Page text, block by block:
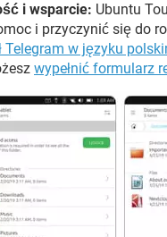
i wsparcie: Ubuntu
i przyczynić się do
Telegram w języku
wypełnić formularz